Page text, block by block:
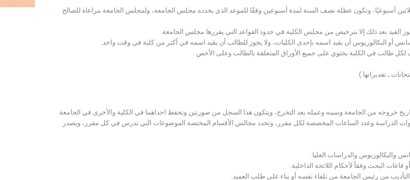
أسبوعيًا، وتكون عطلة نصف السنة لمدة أسبوعين وفقًا للموعد الذي يحدده مجلس الجامعة، ولمجلس الجامعة مراعاة للصالح
القيد بعد ذلك إلا بترخيص من مجلس الكلية في حدود القواعد التي يقررها مجلس الجامعة.
أو البكالوريوس أن يقيد اسمه بإحدى الكليات، ولا يجوز للطالب أن يقيد اسمه في أكثر من كلية في وقت واحد.
لكل طالب في الكلية يحتوي على جميع الأوراق المتعلقة بالطالب وعلى الأخص :
ـ تقديراتها ).
خروجه من الجامعة وسببه وعمله بعد التخرج، ويتكون هذا السجل من صورتين وتحفظ احداهما في الكلية والأخرى في الجامعة.
سنوات الدراسة وعدد الساعات المخصصة لكل مقرر، وتحدد مجالس الأقسام المختصة الموضوعات التي تدرس في كل مقرر، ويصدر
والبكالوريوس والدراسات العليا.
البحث وفقاً لأحكام اللائحة الداخلية.
من رئيس الجامعة من تلقاء نفسه أو بناء على طلب العميد.